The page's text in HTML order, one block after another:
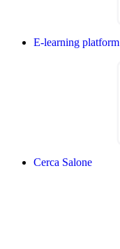
E-learning platform
Cerca Salone